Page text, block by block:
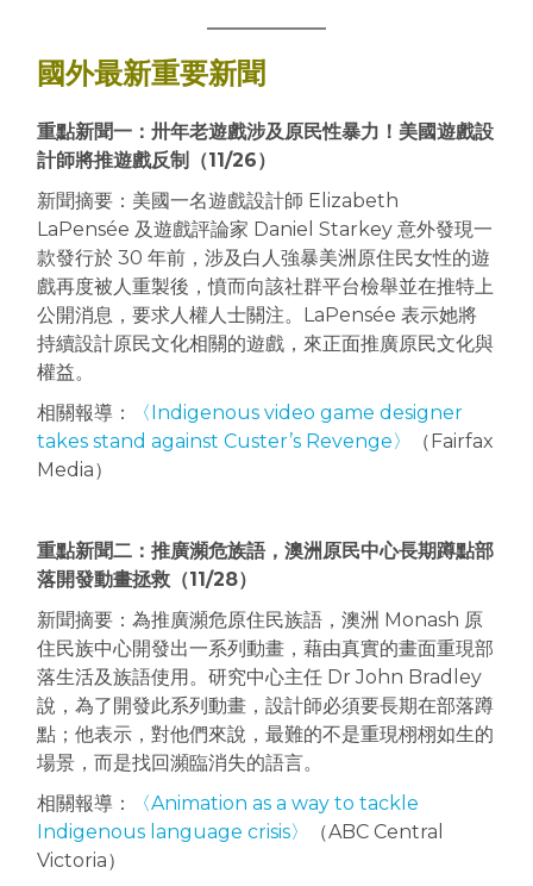
國外最新重要新聞
重點新聞一：卅年老遊戲涉及原民性暴力！美國遊戲設
計師將推遊戲反制（11/26）
新聞摘要：美國一名遊戲設計師 Elizabeth
LaPensée 及遊戲評論家 Daniel Starkey 意外發現一
款發行於 30 年前，涉及白人強暴美洲原住民女性的遊
戲再度被人重製後，憤而向該社群平台檢舉並在推特上
公開消息，要求人權人士關注。LaPensée 表示她將
持續設計原民文化相關的遊戲，來正面推廣原民文化與
權益。
相關報導：
〈Indigenous video game designer
takes stand against Custer’s Revenge〉
（Fairfax
Media）
重點新聞二：推廣瀕危族語，澳洲原民中心長期蹲點部
落開發動畫拯救（11/28）
新聞摘要：為推廣瀕危原住民族語，澳洲 Monash 原
住民族中心開發出一系列動畫，藉由真實的畫面重現部
落生活及族語使用。研究中心主任 Dr John Bradley
說，為了開發此系列動畫，設計師必須要長期在部落蹲
點；他表示，對他們來說，最難的不是重現栩栩如生的
場景，而是找回瀕臨消失的語言。
相關報導：
〈Animation as a way to tackle
Indigenous language crisis〉
（ABC Central
Victoria）